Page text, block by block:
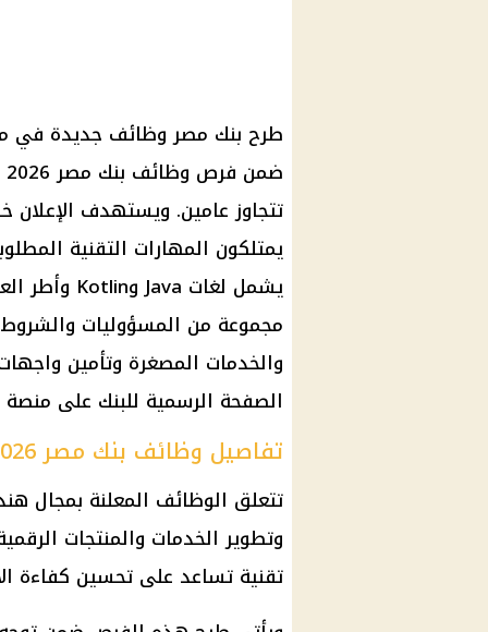
طرح بنك مصر وظائف جديدة في
تتجاوز عامين. ويستهدف
يمتلكون المهارات التقنية
مجموعة من المسؤوليات والشروط
والخدمات المصغرة وتأمين
الصفحة الرسمية للبنك على منصة
تفاصيل وظائف بنك مصر 2026
تتعلق الوظائف المعلنة بمجال
وتطوير الخدمات والمنتجات
تقنية تساعد على تحسين كفاءة